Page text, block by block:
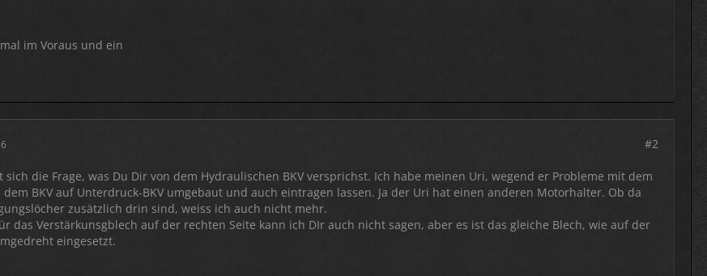
im Voraus und ein
#2
die Frage, was Du Dir von dem Hydraulischen BKV versprichst. Ich habe meinen Uri, wegend er Probleme mit dem
BKV auf Unterdruck-BKV umgebaut und auch eintragen lassen. Ja der Uri hat einen anderen Motorhalter. Ob da
zusätzlich drin sind, weiss ich auch nicht mehr.
das Verstärkunsgblech auf der rechten Seite kann ich DIr auch nicht sagen, aber es ist das gleiche Blech, wie auf der
eingesetzt.